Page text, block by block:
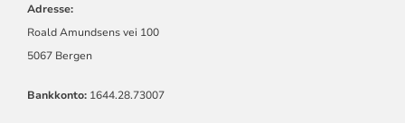
Adresse:
Roald Amundsens vei 100
5067 Bergen
Bankkonto:1644.28.73007